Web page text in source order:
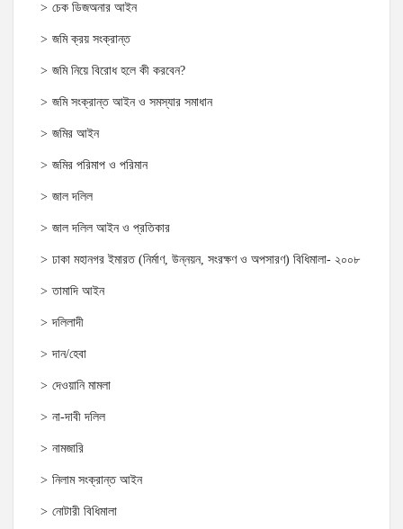
চেক ডিজঅনার আইন
জমি ক্রয় সংক্রান্ত
জমি নিয়ে বিরোধ হলে কী করবেন?
জমি সংক্রান্ত আইন ও সমস্যার সমাধান
জমির আইন
জমির পরিমাপ ও পরিমান
জাল দলিল
জাল দলিল আইন ও প্রতিকার
ঢাকা মহানগর ইমারত (নির্মাণ, উন্নয়ন, সংরক্ষণ ও অপসারণ) বিধিমালা- ২০০৮
তামাদি আইন
দলিলাদী
দান/হেবা
দেওয়ানি মামলা
না-দাবী দলিল
নামজারি
নিলাম সংক্রান্ত আইন
নোটারী বিধিমালা